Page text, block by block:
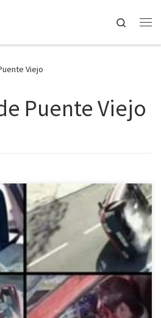
Search
Viejo
Puente Viejo
os traemos, huelleros, un ranking
impactaron, sorprendieron y/o
Unas muertes que
queridos e importantes en las series
¡Que levante la mano quién sea